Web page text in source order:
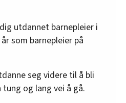
utdannet barnepleier i
som barnepleier på
seg videre til å bli
og lang vei å gå.